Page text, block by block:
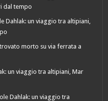
dal tempo
Dahlak: un viaggio tra altipiani,
morto su via ferrata a
un viaggio tra altipiani, Mar
Dahlak: un viaggio tra